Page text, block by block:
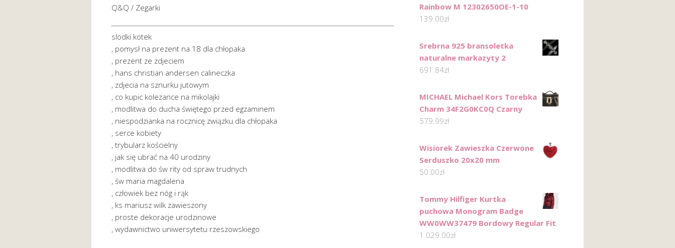
Q&Q / Zegarki
slodki kotek
, pomysł na prezent na 18 dla chłopaka
, prezent ze zdjeciem
, hans christian andersen calineczka
, zdjecia na sznurku jutowym
, co kupic kolezance na mikolajki
, modlitwa do ducha świętego przed egzaminem
, niespodzianka na rocznicę związku dla chłopaka
, serce kobiety
, trybularz kościelny
, jak się ubrać na 40 urodziny
, modlitwa do św rity od spraw trudnych
, św maria magdalena
, człowiek bez nóg i rąk
, ks mariusz wilk zawieszony
, proste dekoracje urodzinowe
, wydawnictwo uniwersytetu rzeszowskiego
Rainbow M 12302650OE-1-10
139.00zł
Srebrna 925 bransoletka
naturalne markazyty 2
691.84zł
MICHAEL Michael Kors Torebka
Charm 34F2G0KC0Q Czarny
579.99zł
Wisiorek Zawieszka Czerwone
Serduszko 20x20 mm
50.00zł
Tommy Hilfiger Kurtka
puchowa Monogram Badge
WW0WW37479 Bordowy Regular Fit
1 029.00zł